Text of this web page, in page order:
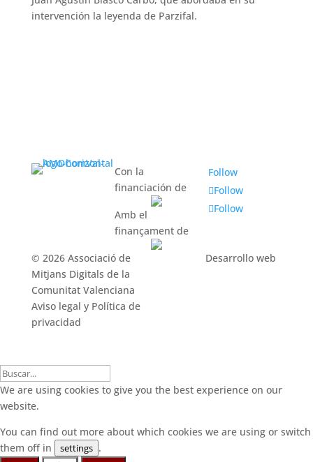
intervención la leyenda de Parzifal.
Con la
financiación de
Amb el
finançament de
Follow
Follow
Follow
© 2026 Associació de
Mitjans Digitals de la
Comunitat Valenciana
Aviso legal y Política de
privacidad
Desarrollo web
We are using cookies to give you the best experience on our
website.
You can find out more about which cookies we are using or switch
them off in
settings .